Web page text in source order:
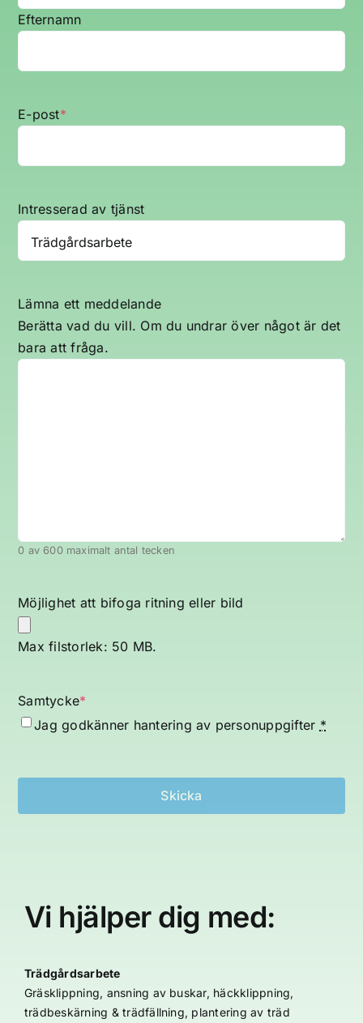
Efternamn
E-post*
Intresserad av tjänst
Lämna ett meddelande
Berätta vad du vill. Om du undrar över något är det
bara att fråga.
0 av 600 maximalt antal tecken
Möjlighet att bifoga ritning eller bild
Max filstorlek: 50 MB.
Samtycke*
Jag godkänner hantering av personuppgifter *
Vi hjälper dig med:
Trädgårdsarbete
Gräsklippning, ansning av buskar, häckklippning,
trädbeskärning & trädfällning, plantering av träd